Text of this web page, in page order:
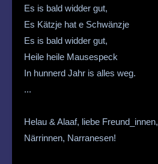
Es is bald widder gut,
Es Kätzje hat e Schwänzje
Es is bald widder gut,
Heile heile Mausespeck
In hunnerd Jahr is alles weg.
...
Helau & Alaaf, liebe Freund_innen,
Närrinnen, Narranesen!